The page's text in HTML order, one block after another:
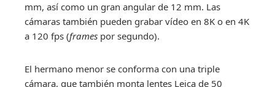
mm, así como un gran angular de 12 mm. Las
cámaras también pueden grabar vídeo en 8K o en 4K
a 120 fps (frames por segundo).
El hermano menor se conforma con una triple
cámara, que también monta lentes Leica de 50